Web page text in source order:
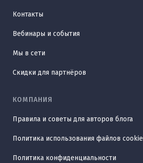
Контакты
Вебинары и события
Мы в сети
Скидки для партнёров
КОМПАНИЯ
Правила и советы для авторов блога
Политика использования файлов cookie
Политика конфиденциальности